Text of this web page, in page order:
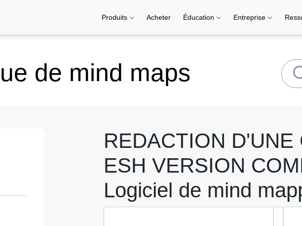
Produits Acheter Éducation Entreprise
de mind maps
REDACTION
ESH VERSION
Logiciel de mind